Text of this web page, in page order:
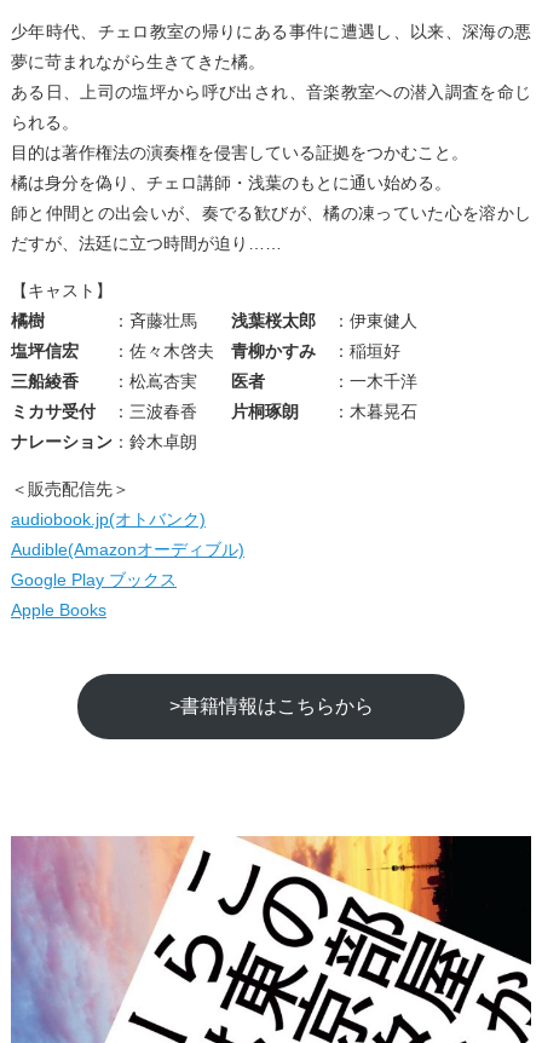
少年時代、チェロ教室の帰りにある事件に遭遇し、以来、深海の悪
夢に苛まれながら生きてきた橘。
ある日、上司の塩坪から呼び出され、音楽教室への潜入調査を命じ
られる。
目的は著作権法の演奏権を侵害している証拠をつかむこと。
橘は身分を偽り、チェロ講師・浅葉のもとに通い始める。
師と仲間との出会いが、奏でる歓びが、橘の凍っていた心を溶かし
だすが、法廷に立つ時間が迫り……
【キャスト】
橘樹：斉藤壮馬 浅葉桜太郎：伊東健人
塩坪信宏：佐々木啓夫 青柳かすみ：稲垣好
三船綾香：松嶌杏実 医者：一木千洋
ミカサ受付：三波春香 片桐琢朗 ：木暮晃石
ナレーション：鈴木卓朗
＜販売配信先＞
audiobook.jp(オトバンク)
Audible(Amazonオーディブル)
Google Play ブックス
Apple Books
>書籍情報はこちらから